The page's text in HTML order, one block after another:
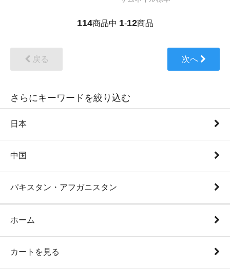
114商品中 1-12商品
戻る 次へ
さらにキーワードを絞り込む
日本
中国
パキスタン・アフガニスタン
ホーム
カートを見る